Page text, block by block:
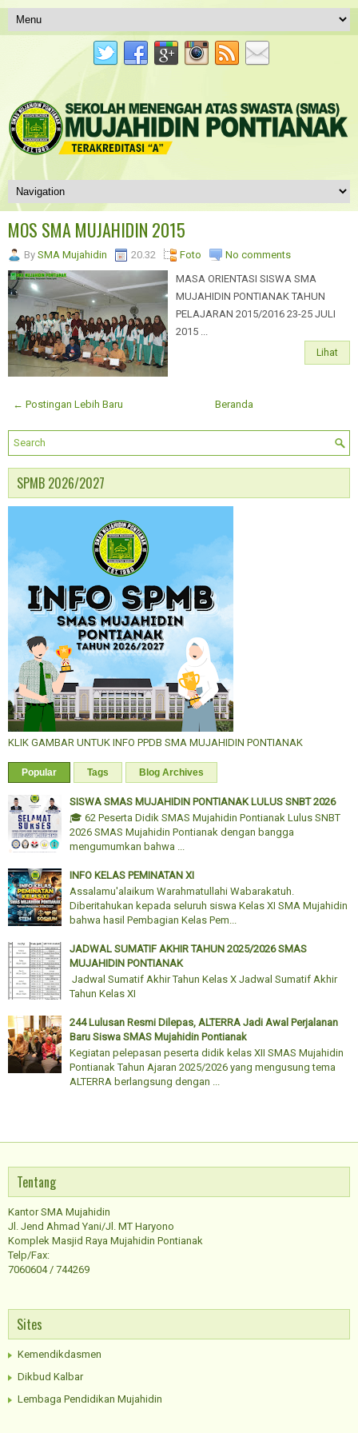
MOS SMA MUJAHIDIN 2015
By SMA Mujahidin 20.32 Foto
No comments
MASA ORIENTASI SISWA SMA
MUJAHIDIN PONTIANAK TAHUN
PELAJARAN 2015/2016 23-25 JULI
2015 ...
Lihat
← Postingan Lebih Baru Beranda
SPMB 2026/2027
KLIK GAMBAR UNTUK INFO PPDB SMA MUJAHIDIN PONTIANAK
Popular Tags Blog Archives
SISWA SMAS MUJAHIDIN PONTIANAK LULUS SNBT 2026
🎓 62 Peserta Didik SMAS Mujahidin Pontianak Lulus SNBT
2026 SMAS Mujahidin Pontianak dengan bangga
mengumumkan bahwa ...
INFO KELAS PEMINATAN XI
Assalamu'alaikum Warahmatullahi Wabarakatuh.
Diberitahukan kepada seluruh siswa Kelas XI SMA Mujahidin
bahwa hasil Pembagian Kelas Pem...
JADWAL SUMATIF AKHIR TAHUN 2025/2026 SMAS
MUJAHIDIN PONTIANAK
Jadwal Sumatif Akhir Tahun Kelas X Jadwal Sumatif Akhir
Tahun Kelas XI
244 Lulusan Resmi Dilepas, ALTERRA Jadi Awal Perjalanan
Baru Siswa SMAS Mujahidin Pontianak
Kegiatan pelepasan peserta didik kelas XII SMAS Mujahidin
Pontianak Tahun Ajaran 2025/2026 yang mengusung tema
ALTERRA berlangsung dengan ...
Tentang
Kantor SMA Mujahidin
Jl. Jend Ahmad Yani/Jl. MT Haryono
Komplek Masjid Raya Mujahidin Pontianak
Telp/Fax:
7060604 / 744269
Sites
Kemendikdasmen
Dikbud Kalbar
Lembaga Pendidikan Mujahidin